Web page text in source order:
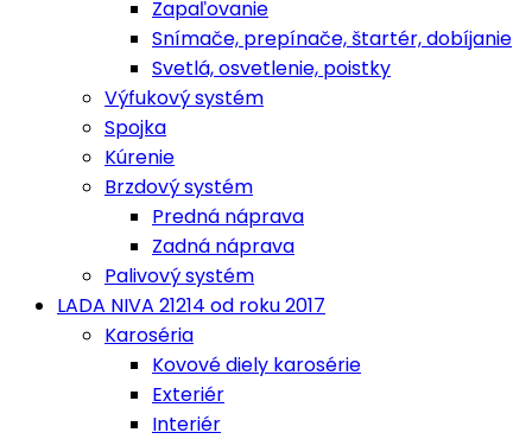
Zapaľovanie
Snímače, prepínače, štartér, dobíjanie
Svetlá, osvetlenie, poistky
Výfukový systém
Spojka
Kúrenie
Brzdový systém
Predná náprava
Zadná náprava
Palivový systém
LADA NIVA 21214 od roku 2017
Karoséria
Kovové diely karosérie
Exteriér
Interiér